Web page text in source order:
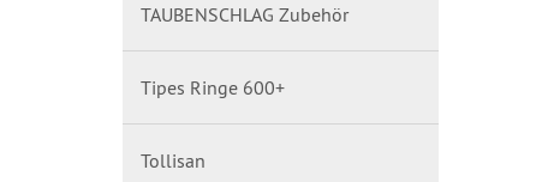
TAUBENSCHLAG Zubehör
Tipes Ringe 600+
Tollisan